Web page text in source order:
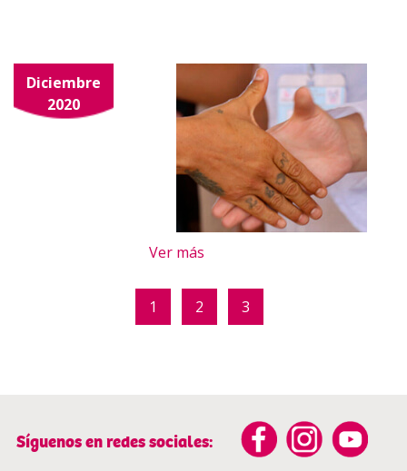
Diciembre
2020
Ver más
1 2 3
Síguenos en redes sociales: